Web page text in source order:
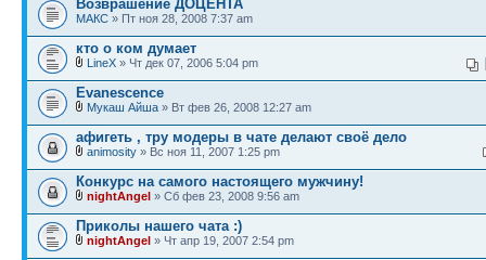
Возврашение ДОЦЕНТА
МАКС » Пт ноя 28, 2008 7:37 am
кто о ком думает
LineX » Чт дек 07, 2006 5:04 pm
Evanescence
Мукаш Айша » Вт фев 26, 2008 12:27 am
афигеть , тру модеры в чате делают своё дело
animosity » Вс ноя 11, 2007 1:25 pm
Конкурс на самого настоящего мужчину!
nightAngel » Сб фев 23, 2008 9:56 am
Приколы нашего чата :)
nightAngel » Чт апр 19, 2007 2:54 pm